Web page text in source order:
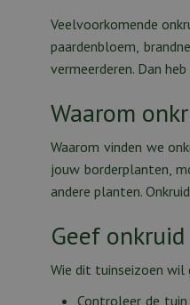
Veelvoorkomende
paardenbloem,
vermeerderen. Dan
Waarom
Waarom vinden we
jouw borderplanten,
andere planten.
Geef
Wie dit tuinseizoen wil
Controleer de